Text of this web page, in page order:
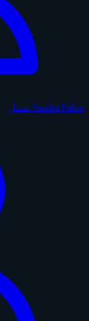
Sandra Paños ممثل